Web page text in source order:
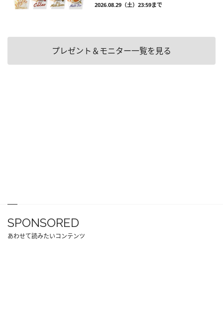
2026.08.29（土）23:59まで
プレゼント＆モニター一覧を見る
SPONSORED
あわせて読みたいコンテンツ